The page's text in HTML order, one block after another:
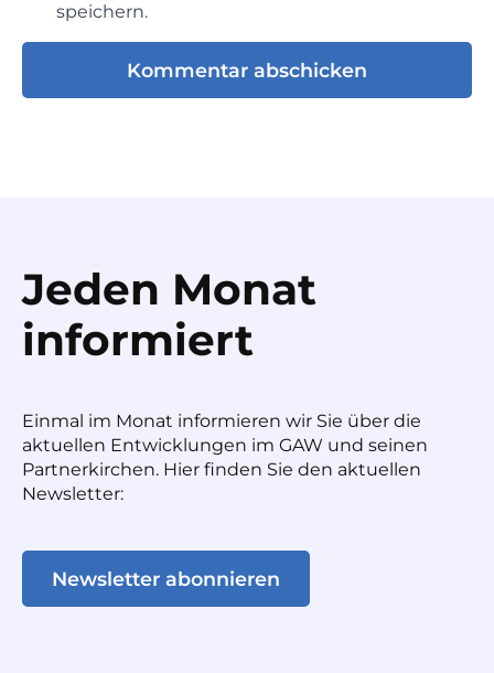
speichern.
Jeden Monat
informiert
Einmal im Monat informieren wir Sie über die
aktuellen Entwicklungen im GAW und seinen
Partnerkirchen. Hier finden Sie den aktuellen
Newsletter:
Newsletter abonnieren